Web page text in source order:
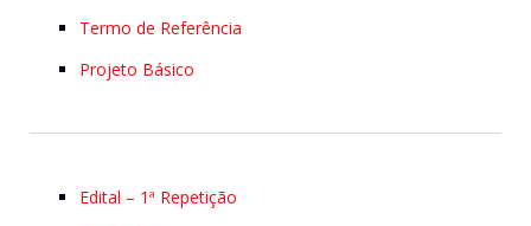
Termo de Referência
Projeto Básico
Edital – 1ª Repetição